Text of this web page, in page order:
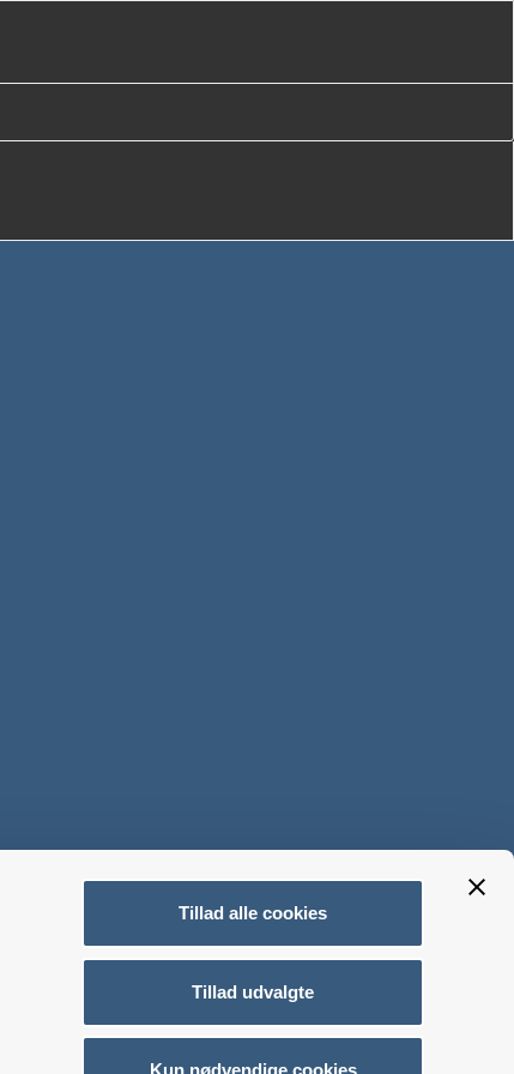
Tillad alle cookies
Tillad udvalgte
Kun nødvendige cookies